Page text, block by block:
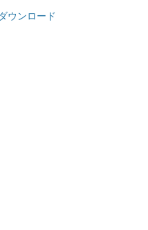
ウンロード